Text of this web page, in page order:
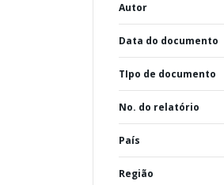
Autor
Data do documento
TIpo de documento
No. do relatório
País
Região